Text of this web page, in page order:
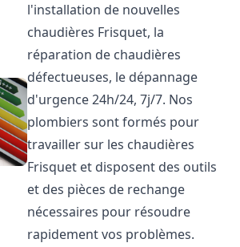
l'installation de nouvelles
chaudières Frisquet, la
réparation de chaudières
défectueuses, le dépannage
d'urgence 24h/24, 7j/7. Nos
plombiers sont formés pour
travailler sur les chaudières
Frisquet et disposent des outils
et des pièces de rechange
nécessaires pour résoudre
rapidement vos problèmes.